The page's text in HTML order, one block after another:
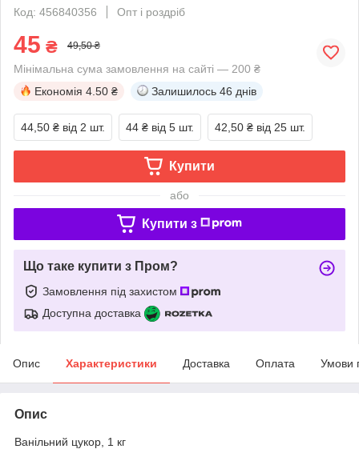
Код: 456840356
Опт і роздріб
45 ₴ 49,50 ₴
Мінімальна сума замовлення на сайті — 200 ₴
Економія 4.50 ₴ Залишилось 46 днів
44,50 ₴ від 2 шт. 44 ₴ від 5 шт. 42,50 ₴ від 25 шт.
Купити
або
Купити з
Що таке купити з Пром?
Замовлення під захистом
Доступна доставка
Опис Характеристики Доставка Оплата Умови
Опис
Ванільний цукор, 1 кг